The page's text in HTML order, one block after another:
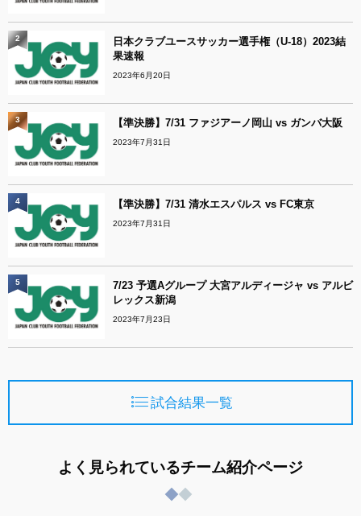
日本クラブユースサッカー選手権（U-18）2023結
果速報
2023年6月20日
2
【準決勝】7/31 ファジアーノ岡山 vs ガンバ大阪
2023年7月31日
3
【準決勝】7/31 清水エスパルス vs FC東京
2023年7月31日
4
7/23 予選Aグループ 大宮アルディージャ vs アルビ
レックス新潟
2023年7月23日
5
試合結果一覧
よく見られているチーム紹介ページ